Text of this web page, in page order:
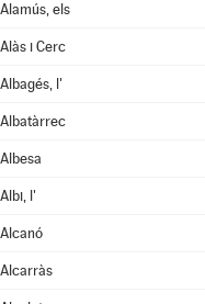
Alamús, els
Alàs i Cerc
Albagés, l'
Albatàrrec
Albesa
Albi, l'
Alcanó
Alcarràs